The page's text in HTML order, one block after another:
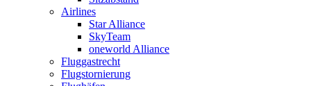
Airlines
Star Alliance
SkyTeam
oneworld Alliance
Fluggastrecht
Flugstornierung